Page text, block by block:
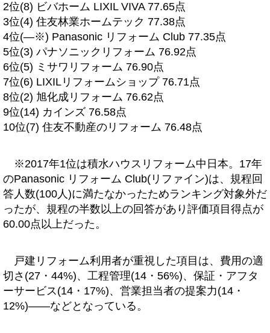
2位(8) ビバホーム LIXIL VIVA 77.65点
3位(4) 住友林業ホームテック 77.38点
4位(―※) Panasonic リフォーム Club 77.35点
5位(3) パナソニックリフォーム 76.92点
6位(5) ミサワリフォーム 76.90点
7位(6) LIXILリフォームショップ 76.71点
8位(2) 旭化成リフォーム 76.62点
9位(14) カインズ 76.58点
10位(7) 住友不動産のリフォーム 76.48点
※2017年1位は積水ハウスリフォーム中日本。17年
のPanasonic リフォーム Club(リファイン)は、規程回
答人数(100人)に満たなかったためランキング対象外だ
ったが、規程の半数以上の回答があり評価項目得点が
60.00点以上だった。
戸建リフォーム利用者が重視した項目は、費用の適
切さ(27・44%)、工程管理(14・56%)、保証・アフタ
ーサービス(14・17%)、営業担当者の提案力(14・
12%)――などとなっている。